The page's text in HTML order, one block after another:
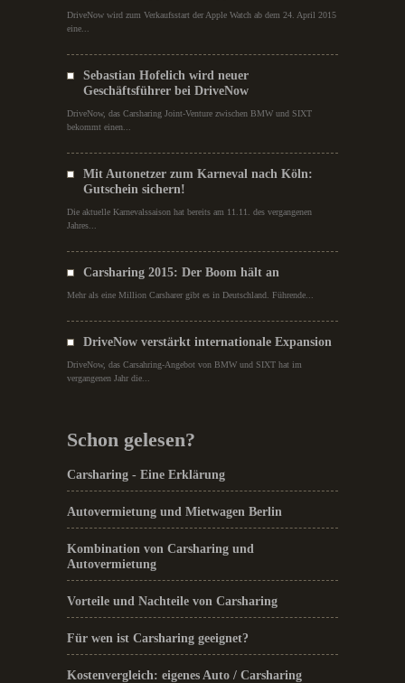
DriveNow wird zum Verkaufsstart der Apple Watch ab dem 24. April 2015
eine...
Sebastian Hofelich wird neuer
Geschäftsführer bei DriveNow
DriveNow, das Carsharing Joint-Venture zwischen BMW und SIXT
bekommt einen...
Mit Autonetzer zum Karneval nach Köln:
Gutschein sichern!
Die aktuelle Karnevalssaison hat bereits am 11.11. des vergangenen
Jahres...
Carsharing 2015: Der Boom hält an
Mehr als eine Million Carsharer gibt es in Deutschland. Führende...
DriveNow verstärkt internationale Expansion
DriveNow, das Carsahring-Angebot von BMW und SIXT hat im
vergangenen Jahr die...
Schon gelesen?
Carsharing - Eine Erklärung
Autovermietung und Mietwagen Berlin
Kombination von Carsharing und
Autovermietung
Vorteile und Nachteile von Carsharing
Für wen ist Carsharing geeignet?
Kostenvergleich: eigenes Auto / Carsharing